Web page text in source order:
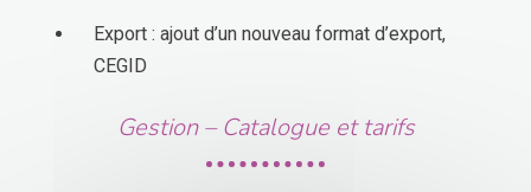
Export : ajout d’un nouveau format d’export,
CEGID
Gestion – Catalogue et tarifs